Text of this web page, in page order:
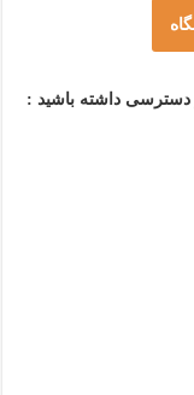
دسترسی داشته باشید :